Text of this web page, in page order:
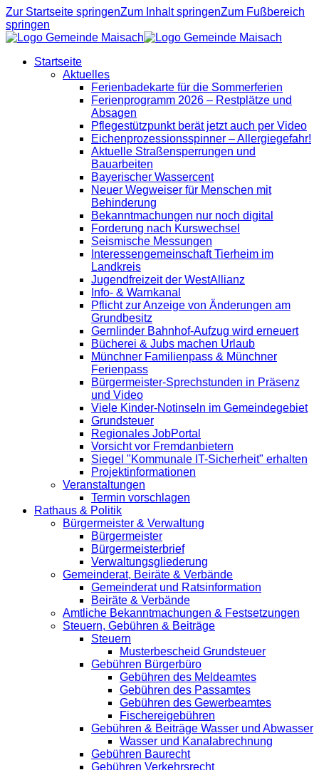
Zur Startseite springenZum Inhalt springenZum Fußbereich
springen
Startseite
Aktuelles
Ferienbadekarte für die Sommerferien
Ferienprogramm 2026 – Restplätze und
Absagen
Pflegestützpunkt berät jetzt auch per Video
Eichenprozessionsspinner – Allergiegefahr!
Aktuelle Straßensperrungen und
Bauarbeiten
Bayerischer Wassercent
Neuer Wegweiser für Menschen mit
Behinderung
Bekanntmachungen nur noch digital
Forderung nach Kurswechsel
Seismische Messungen
Interessengemeinschaft Tierheim im
Landkreis
Jugendfreizeit der WestAllianz
Info- & Warnkanal
Pflicht zur Anzeige von Änderungen am
Grundbesitz
Gernlinder Bahnhof-Aufzug wird erneuert
Bücherei & Jubs machen Urlaub
Münchner Familienpass & Münchner
Ferienpass
Bürgermeister-Sprechstunden in Präsenz
und Video
Viele Kinder-Notinseln im Gemeindegebiet
Grundsteuer
Regionales JobPortal
Vorsicht vor Fremdanbietern
Siegel "Kommunale IT-Sicherheit" erhalten
Projektinformationen
Veranstaltungen
Termin vorschlagen
Rathaus & Politik
Bürgermeister & Verwaltung
Bürgermeister
Bürgermeisterbrief
Verwaltungsgliederung
Gemeinderat, Beiräte & Verbände
Gemeinderat und Ratsinformation
Beiräte & Verbände
Amtliche Bekanntmachungen & Festsetzungen
Steuern, Gebühren & Beiträge
Steuern
Musterbescheid Grundsteuer
Gebühren Bürgerbüro
Gebühren des Meldeamtes
Gebühren des Passamtes
Gebühren des Gewerbeamtes
Fischereigebühren
Gebühren & Beiträge Wasser und Abwasser
Wasser und Kanalabrechnung
Gebühren Baurecht
Gebühren Verkehrsrecht